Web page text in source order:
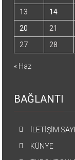
13
14
20
21
27
28
« Haz
BAĞLANTI
İLETİŞİM
KÜNYE